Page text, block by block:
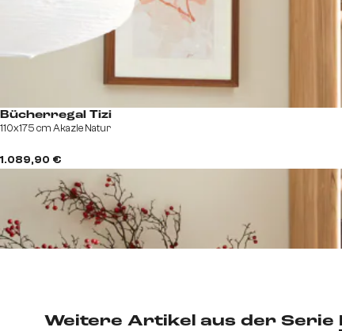
Weitere Artikel aus der Serie
Bücherregal Tizi
110x175 cm Akazie Natur
1.089,90 €